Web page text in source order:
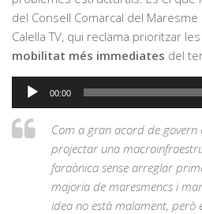
del Consell Comarcal del
Calella TV, qui reclama prioritzar les
mobilitat més immediates del
Reproductor
00:00
Com a gran acord de govern
projectar una
faraònica sense arreglar
majoria de maresmencs i
idea no està malament, però